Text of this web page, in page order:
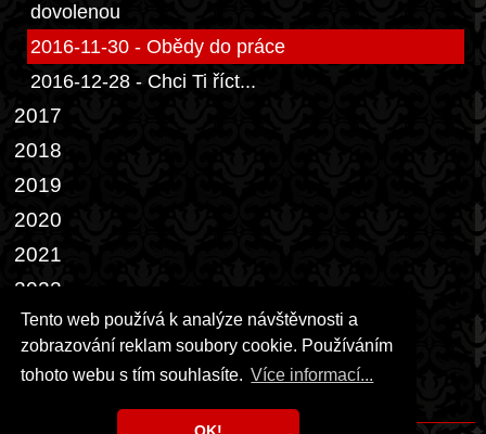
Tento web používá k analýze návštěvnosti a
zobrazování reklam soubory cookie. Používáním
tohoto webu s tím souhlasíte. Více informací...
dovolenou
2016-11-30 - Obědy do práce
2016-12-28 - Chci Ti říct...
2017
2018
2019
2020
2021
2022
2023
2024